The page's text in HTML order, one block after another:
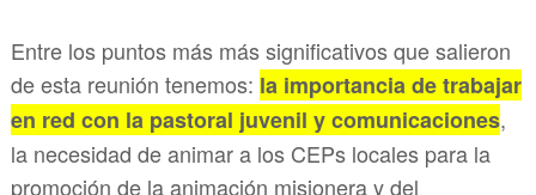
Entre los puntos más más significativos que salieron
de esta reunión tenemos: la importancia de trabajar
en red con la pastoral juvenil y comunicaciones,
la necesidad de animar a los CEPs locales para la
promoción de la animación misionera y del